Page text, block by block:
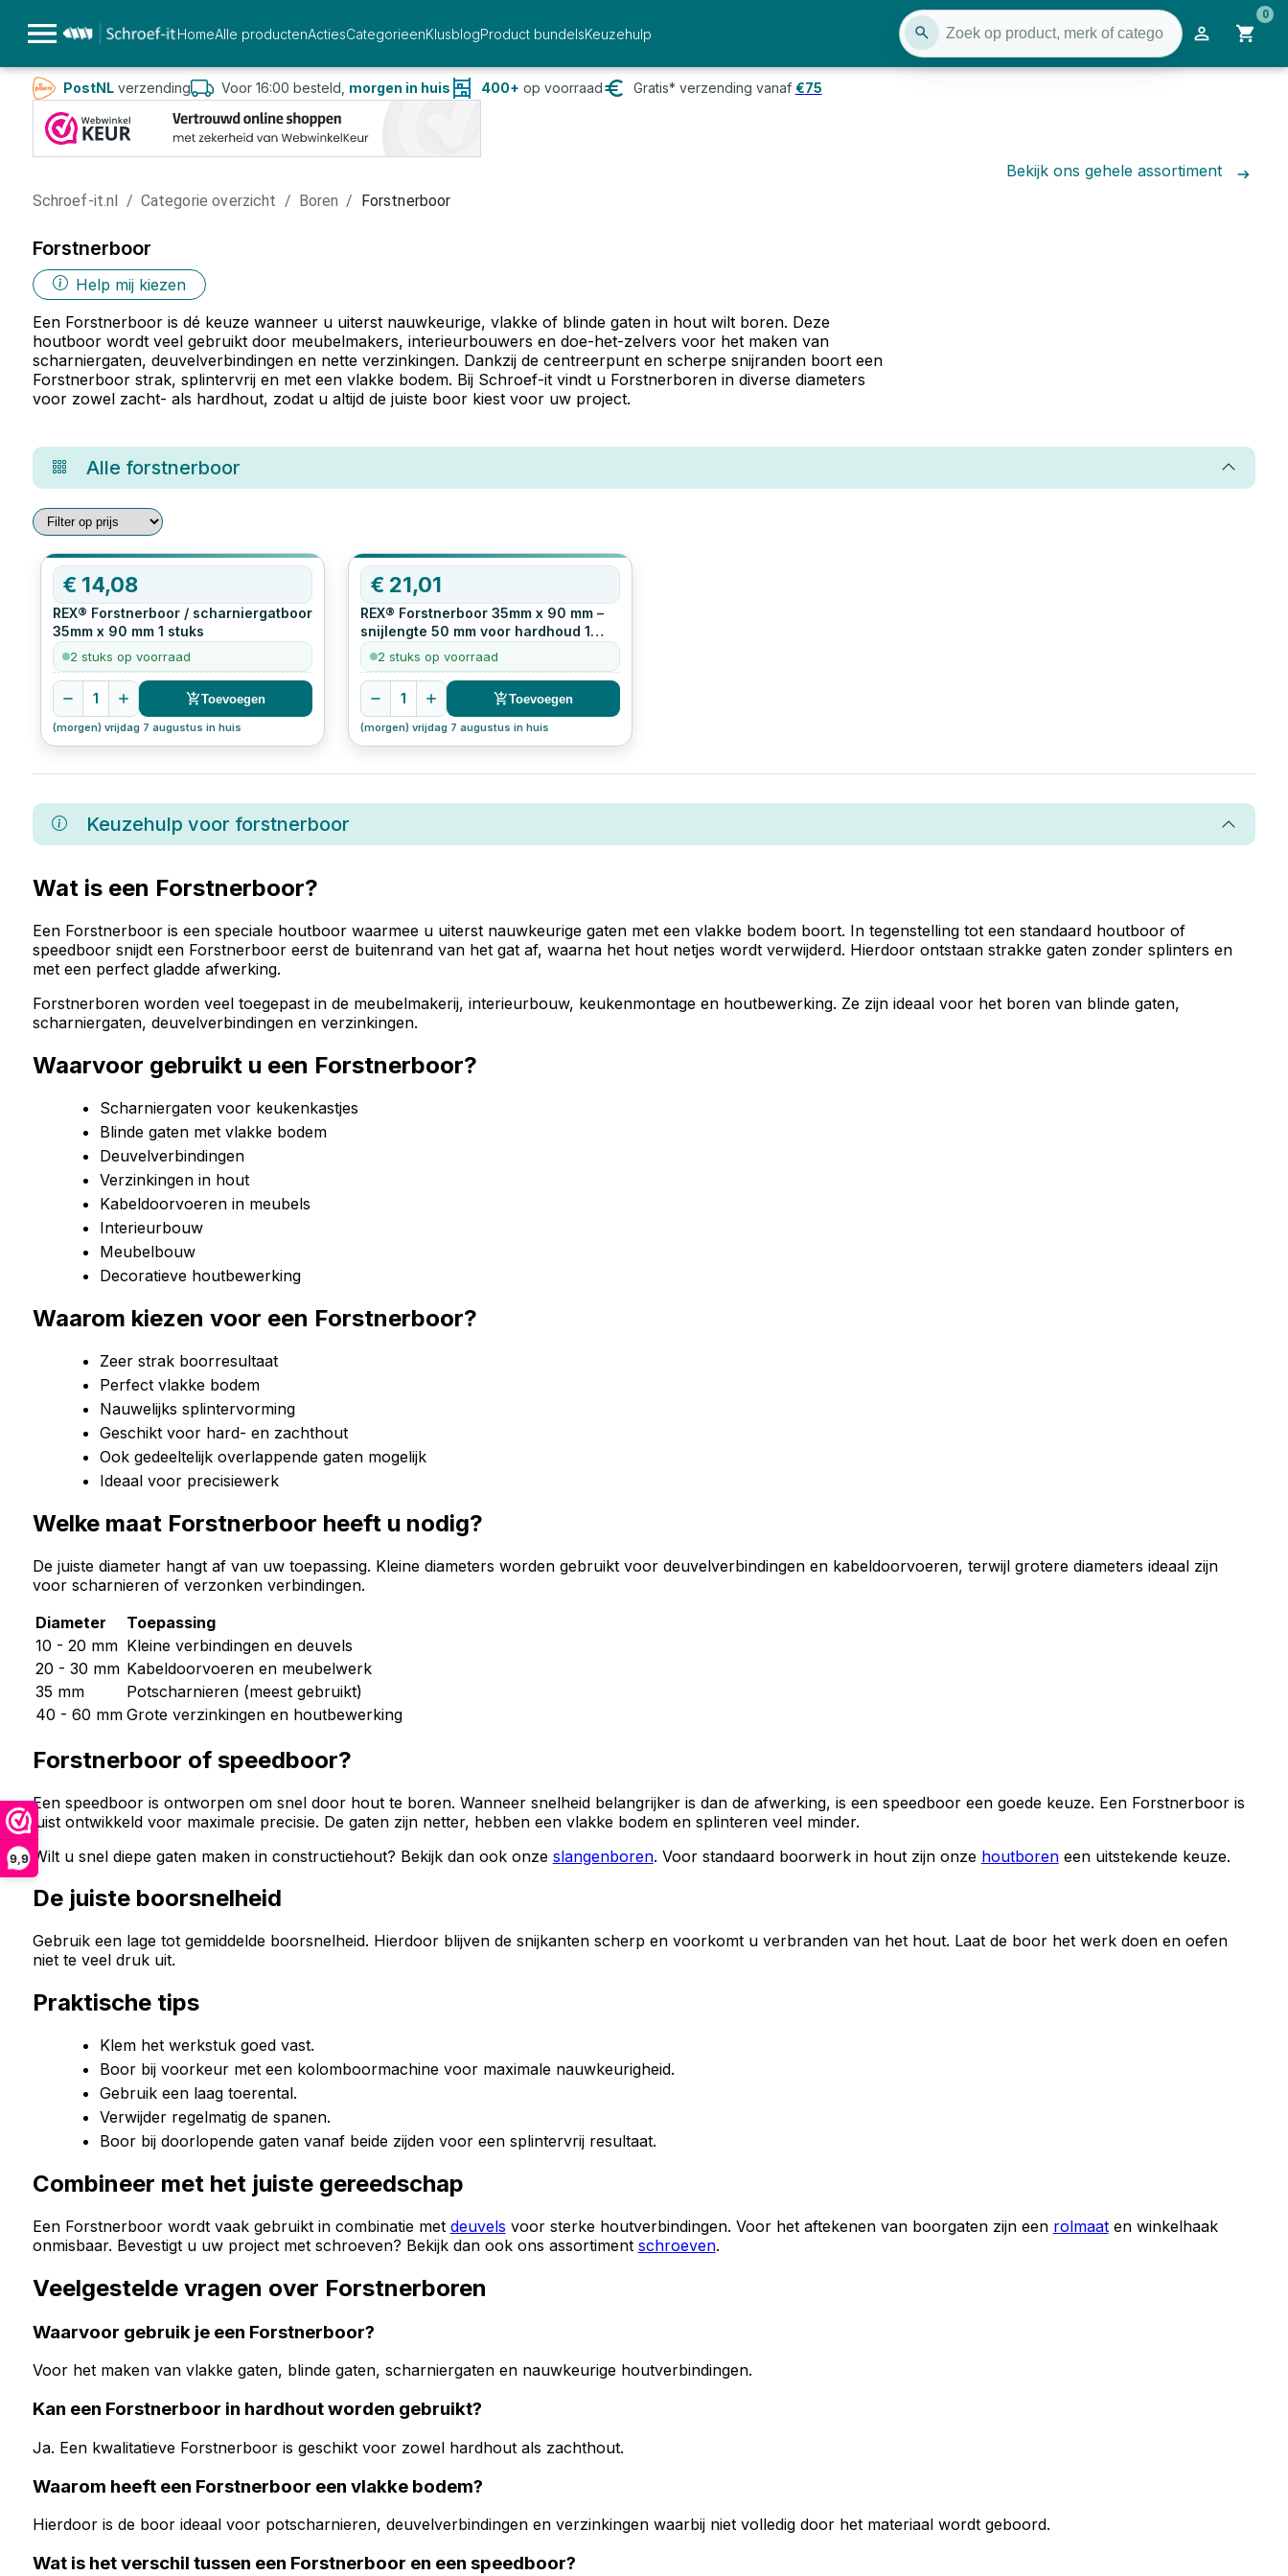
9,9
HomeAlle productenActiesCategorieenKlusblogProduct bundelsKeuzehulp
0
PostNLverzending Voor 16:00 besteld, morgen in huis 400+ op voorraad Gratis* verzending vanaf €75
Bekijk ons gehele assortiment
Schroef-it.nl / Categorie overzicht / Boren / Forstnerboor
Forstnerboor
Help mij kiezen
Een Forstnerboor is dé keuze wanneer u uiterst nauwkeurige, vlakke of blinde gaten in hout wilt boren. Deze
houtboor wordt veel gebruikt door meubelmakers, interieurbouwers en doe-het-zelvers voor het maken van
scharniergaten, deuvelverbindingen en nette verzinkingen. Dankzij de centreerpunt en scherpe snijranden boort een
Forstnerboor strak, splintervrij en met een vlakke bodem. Bij Schroef-it vindt u Forstnerboren in diverse diameters
voor zowel zacht- als hardhout, zodat u altijd de juiste boor kiest voor uw project.
Alle forstnerboor
€ 14,08
REX® Forstnerboor / scharniergatboor
35mm x 90 mm 1 stuks
2 stuks op voorraad
1 Toevoegen
(morgen) vrijdag 7 augustus in huis
€ 21,01
REX® Forstnerboor 35mm x 90 mm –
snijlengte 50 mm voor hardhoud 1
stuks2 stuks op voorraad
1 Toevoegen
(morgen) vrijdag 7 augustus in huis
Keuzehulp voor forstnerboor
Wat is een Forstnerboor?
Een Forstnerboor is een speciale houtboor waarmee u uiterst nauwkeurige gaten met een vlakke bodem boort. In tegenstelling tot een standaard houtboor of
speedboor snijdt een Forstnerboor eerst de buitenrand van het gat af, waarna het hout netjes wordt verwijderd. Hierdoor ontstaan strakke gaten zonder splinters en
met een perfect gladde afwerking.
Forstnerboren worden veel toegepast in de meubelmakerij, interieurbouw, keukenmontage en houtbewerking. Ze zijn ideaal voor het boren van blinde gaten,
scharniergaten, deuvelverbindingen en verzinkingen.
Waarvoor gebruikt u een Forstnerboor?
Scharniergaten voor keukenkastjes
Blinde gaten met vlakke bodem
Deuvelverbindingen
Verzinkingen in hout
Kabeldoorvoeren in meubels
Interieurbouw
Meubelbouw
Decoratieve houtbewerking
Waarom kiezen voor een Forstnerboor?
Zeer strak boorresultaat
Perfect vlakke bodem
Nauwelijks splintervorming
Geschikt voor hard- en zachthout
Ook gedeeltelijk overlappende gaten mogelijk
Ideaal voor precisiewerk
Welke maat Forstnerboor heeft u nodig?
De juiste diameter hangt af van uw toepassing. Kleine diameters worden gebruikt voor deuvelverbindingen en kabeldoorvoeren, terwijl grotere diameters ideaal zijn
voor scharnieren of verzonken verbindingen.
Diameter
Toepassing
10 - 20 mm Kleine verbindingen en deuvels
20 - 30 mm Kabeldoorvoeren en meubelwerk
35 mm
Potscharnieren (meest gebruikt)
40 - 60 mm Grote verzinkingen en houtbewerking
Forstnerboor of speedboor?
Een speedboor is ontworpen om snel door hout te boren. Wanneer snelheid belangrijker is dan de afwerking, is een speedboor een goede keuze. Een Forstnerboor is
juist ontwikkeld voor maximale precisie. De gaten zijn netter, hebben een vlakke bodem en splinteren veel minder.
Wilt u snel diepe gaten maken in constructiehout? Bekijk dan ook onze slangenboren. Voor standaard boorwerk in hout zijn onze houtboreneen uitstekende keuze.
De juiste boorsnelheid
Gebruik een lage tot gemiddelde boorsnelheid. Hierdoor blijven de snijkanten scherp en voorkomt u verbranden van het hout. Laat de boor het werk doen en oefen
niet te veel druk uit.
Praktische tips
Klem het werkstuk goed vast.
Boor bij voorkeur met een kolomboormachine voor maximale nauwkeurigheid.
Gebruik een laag toerental.
Verwijder regelmatig de spanen.
Boor bij doorlopende gaten vanaf beide zijden voor een splintervrij resultaat.
Combineer met het juiste gereedschap
Een Forstnerboor wordt vaak gebruikt in combinatie met deuvels voor sterke houtverbindingen. Voor het aftekenen van boorgaten zijn een rolmaaten winkelhaak
onmisbaar. Bevestigt u uw project met schroeven? Bekijk dan ook ons assortiment schroeven.
Veelgestelde vragen over Forstnerboren
Waarvoor gebruik je een Forstnerboor?
Voor het maken van vlakke gaten, blinde gaten, scharniergaten en nauwkeurige houtverbindingen.
Kan een Forstnerboor in hardhout worden gebruikt?
Ja. Een kwalitatieve Forstnerboor is geschikt voor zowel hardhout als zachthout.
Waarom heeft een Forstnerboor een vlakke bodem?
Hierdoor is de boor ideaal voor potscharnieren, deuvelverbindingen en verzinkingen waarbij niet volledig door het materiaal wordt geboord.
Wat is het verschil tussen een Forstnerboor en een speedboor?